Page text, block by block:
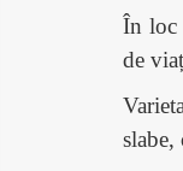
În loc
de
slabe,